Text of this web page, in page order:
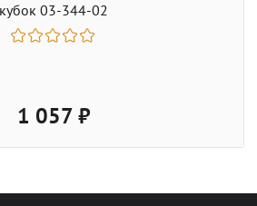
кубок 03-344-02
1 057 ₽